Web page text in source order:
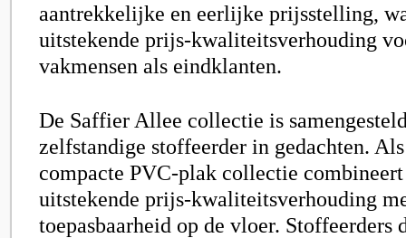
aantrekkelijke en eerlijke prijsstelling,
uitstekende prijs-kwaliteitsverhouding
vakmensen als eindklanten.
De Saffier Allee collectie is
zelfstandige stoffeerder in gedachten.
compacte PVC-plak collectie combineert
uitstekende prijs-kwaliteitsverhouding
toepasbaarheid op de vloer. Stoffeerders